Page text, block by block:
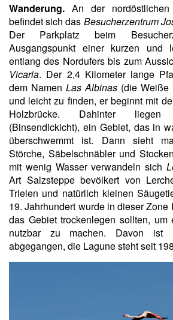
Wanderung. An der
befindet sich das Besucherzentrum
Der Parkplatz beim
Ausgangspunkt einer kurzen und
entlang des Nordufers bis zum
Vicaria. Der 2,4 Kilometer lange
dem Namen Las Albinas (die Weiße
und leicht zu finden, er beginnt mit
Holzbrücke. Dahinter
(Binsendickicht), ein Gebiet, das in
überschwemmt ist. Dann sieht
Störche, Säbelschnäbler und
mit wenig Wasser verwandeln sich
Art Salzsteppe bevölkert von
Trielen und natürlich kleinen
19. Jahrhundert wurde in dieser
das Gebiet trockenlegen sollten, um
nutzbar zu machen. Davon ist
abgegangen, die Lagune steht seit